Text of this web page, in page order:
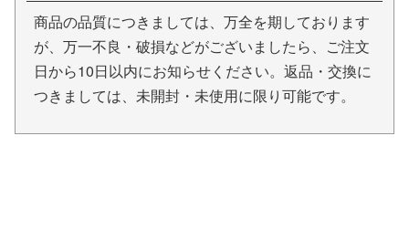
商品の品質につきましては、万全を期しております
が、万一不良・破損などがございましたら、ご注文
日から10日以内にお知らせください。返品・交換に
つきましては、未開封・未使用に限り可能です。